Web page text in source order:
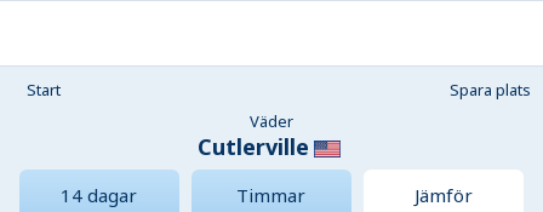
Start
Spara plats
Väder
Cutlerville
14 dagar Timmar Jämför